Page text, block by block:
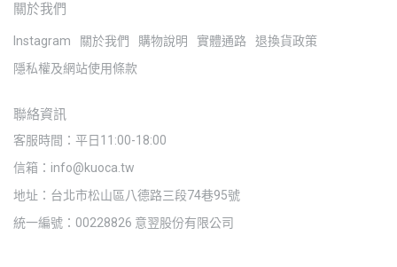
關於我們
Instagram 關於我們 購物說明 實體通路
退換貨政策
隱私權及網站使用條款
聯絡資訊
客服時間：平日11:00-18:00
信箱：info@kuoca.tw
地址：台北市松山區八德路三段74巷95號
統一編號：00228826 意翌股份有限公司